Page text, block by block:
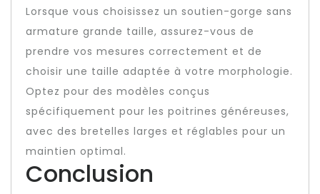
Lorsque vous choisissez un soutien-gorge sans
armature grande taille, assurez-vous de
prendre vos mesures correctement et de
choisir une taille adaptée à votre morphologie.
Optez pour des modèles conçus
spécifiquement pour les poitrines généreuses,
avec des bretelles larges et réglables pour un
maintien optimal.
Conclusion